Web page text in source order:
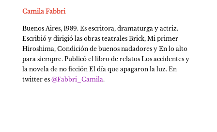
Camila Fabbri
Buenos Aires, 1989. Es escritora, dramaturga y actriz.
Escribió y dirigió las obras teatrales Brick, Mi primer
Hiroshima, Condición de buenos nadadores y En lo alto
para siempre. Publicó el libro de relatos Los accidentes y
la novela de no ficción El día que apagaron la luz. En
twitter es @Fabbri_Camila.